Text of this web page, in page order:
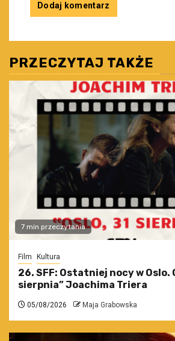
PRZECZYTAJ TAKŻE
7 min przeczytania
Film Kultura
26. SFF: Ostatniej nocy w Oslo.
sierpnia” Joachima Triera
05/08/2026 Maja Grabowska